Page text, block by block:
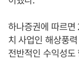
하나증권에 따르
치 사업인 해상풍
전반적인 수익성